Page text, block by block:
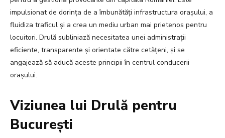
impulsionat de dorința de a îmbunătăți infrastructura orașului, a
fluidiza traficul și a crea un mediu urban mai prietenos pentru
locuitori. Drulă subliniază necesitatea unei administrații
eficiente, transparente și orientate către cetățeni, și se
angajează să aducă aceste principii în centrul conducerii
orașului.
Viziunea lui Drulă pentru
București